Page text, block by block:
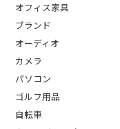
オフィス家具
ブランド
オーディオ
カメラ
パソコン
ゴルフ用品
自転車